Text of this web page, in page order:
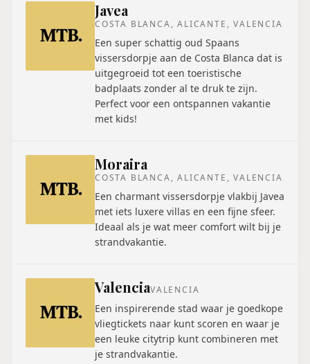
Javea
COSTA BLANCA, ALICANTE, VALENCIA
Een super schattig oud Spaans
vissersdorpje aan de Costa Blanca dat is
uitgegroeid tot een toeristische
badplaats zonder al te druk te zijn.
Perfect voor een ontspannen vakantie
met kids!
Moraira
COSTA BLANCA, ALICANTE, VALENCIA
Een charmant vissersdorpje vlakbij Javea
met iets luxere villas en een fijne sfeer.
Ideaal als je wat meer comfort wilt bij je
strandvakantie.
ValenciaVALENCIA
Een inspirerende stad waar je goedkope
vliegtickets naar kunt scoren en waar je
een leuke citytrip kunt combineren met
je strandvakantie.